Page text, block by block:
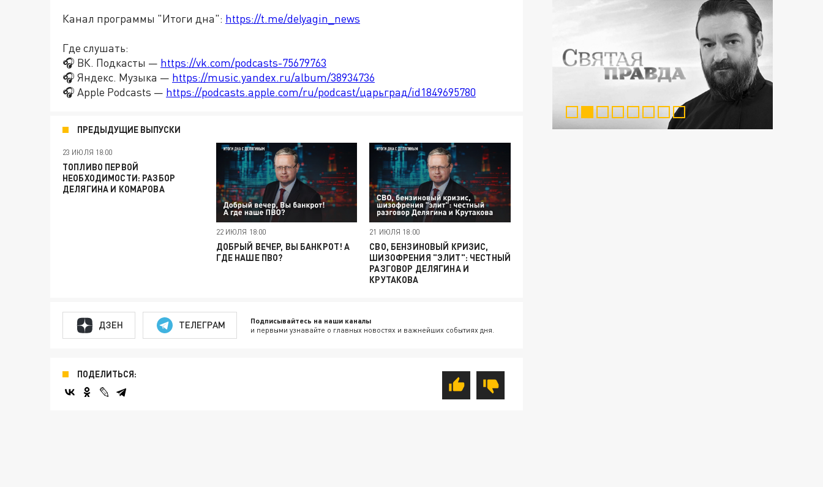
Канал программы "Итоги дна": https://t.me/delyagin_news
Где слушать:
🎧 ВК. Подкасты — https://vk.com/podcasts-75679763
🎧 Яндекс. Музыка — https://music.yandex.ru/album/38934736
🎧 Apple Podcasts — https://podcasts.apple.com/ru/podcast/царьград/id1849695780
ПРЕДЫДУЩИЕ ВЫПУСКИ
23 ИЮЛЯ 18:00
ТОПЛИВО ПЕРВОЙ
НЕОБХОДИМОСТИ: РАЗБОР
ДЕЛЯГИНА И КОМАРОВА
22 ИЮЛЯ 18:00
ДОБРЫЙ ВЕЧЕР, ВЫ БАНКРОТ! А
ГДЕ НАШЕ ПВО?
21 ИЮЛЯ 18:00
СВО, БЕНЗИНОВЫЙ КРИЗИС,
ШИЗОФРЕНИЯ "ЭЛИТ": ЧЕСТНЫЙ
РАЗГОВОР ДЕЛЯГИНА И
КРУТАКОВА
ДЗЕН ТЕЛЕГРАМ Подписывайтесь на наши каналы
и первыми узнавайте о главных новостях и важнейших событиях дня.
ПОДЕЛИТЬСЯ: